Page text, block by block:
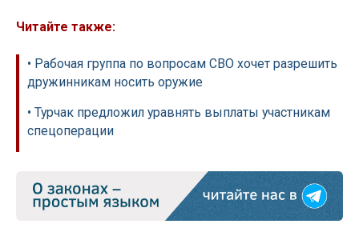
Читайте также:
• Рабочая группа по вопросам СВО хочет разрешить
дружинникам носить оружие
• Турчак предложил уравнять выплаты участникам
спецоперации